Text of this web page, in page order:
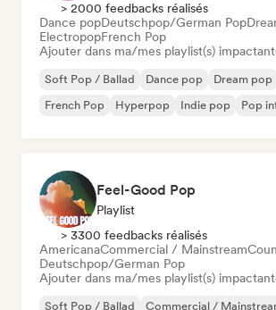
> 2000 feedbacks réalisés
Dance popDeutschpop/German Pop
ElectropopFrench Pop
Ajouter dans ma/mes playlist(s)
Soft Pop / Ballad Dance pop Dream pop
French Pop
Hyperpop Indie pop Pop
Feel-Good Pop
Playlist
> 3300 feedbacks réalisés
AmericanaCommercial / Mainstream
Deutschpop/German Pop
Ajouter dans ma/mes playlist(s)
Soft Pop / Ballad Commercial /